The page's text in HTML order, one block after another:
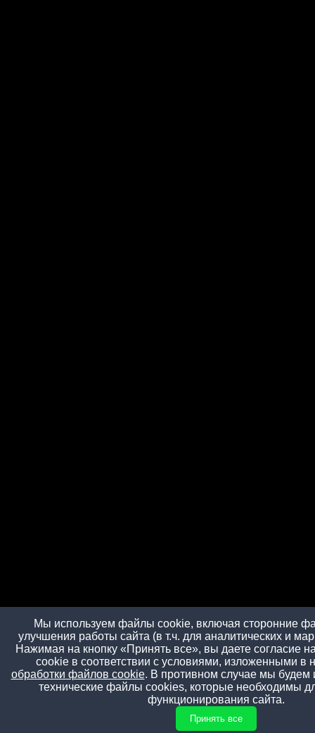
Мы используем файлы cookie, включая сторонние
улучшения работы сайта (в т.ч. для аналитических и
Нажимая на кнопку «Принять все», вы даете согласие
cookie в соответствии с условиями, изложенными в
обработки файлов cookie. В противном случае мы будем
технические файлы cookies, которые необходимы
функционирования сайта.
Принять все